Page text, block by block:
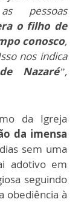
pessoas
o filho de
conosco,
nos indica
Nazaré”,
da Igreja
da imensa
sem uma
adotivo em
seguindo
obediência à